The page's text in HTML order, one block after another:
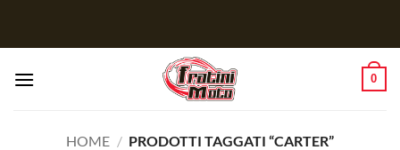
0
HOME / PRODOTTI TAGGATI “CARTER”